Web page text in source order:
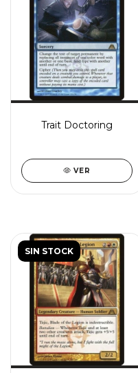
Trait Doctoring
VER
SIN STOCK